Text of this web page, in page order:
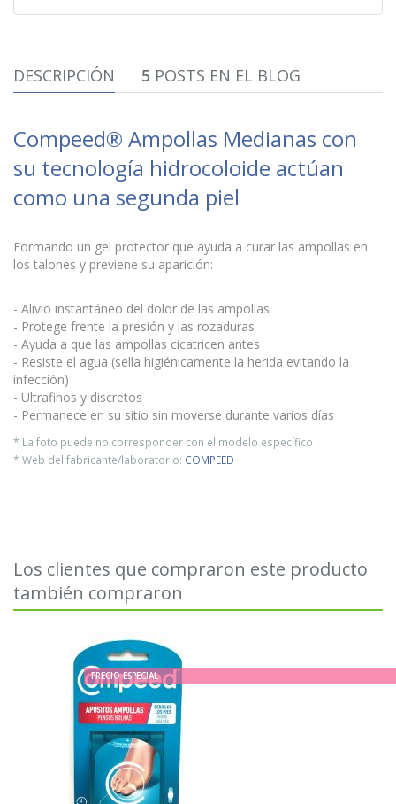
DESCRIPCIÓN 5 POSTS EN EL BLOG
Compeed® Ampollas Medianas con
su tecnología hidrocoloide actúan
como una segunda piel
Formando un gel protector que ayuda a curar las ampollas en
los talones y previene su aparición:
- Alivio instantáneo del dolor de las ampollas
- Protege frente la presión y las rozaduras
- Ayuda a que las ampollas cicatricen antes
- Resiste el agua (sella higiénicamente la herida evitando la
infección)
- Ultrafinos y discretos
- Permanece en su sitio sin moverse durante varios días
* La foto puede no corresponder con el modelo específico
* Web del fabricante/laboratorio: COMPEED
Los clientes que compraron este producto
también compraron
PRECIO ESPECIAL